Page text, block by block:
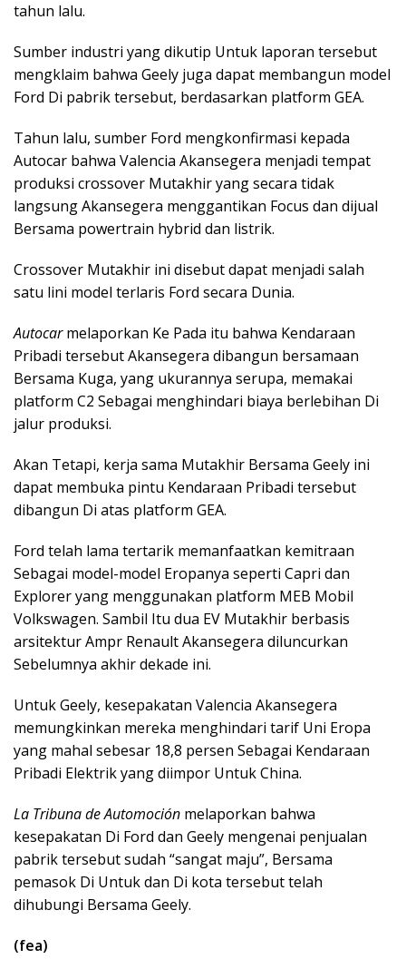
tahun lalu.
Sumber industri yang dikutip Untuk laporan tersebut
mengklaim bahwa Geely juga dapat membangun model
Ford Di pabrik tersebut, berdasarkan platform GEA.
Tahun lalu, sumber Ford mengkonfirmasi kepada
Autocar bahwa Valencia Akansegera menjadi tempat
produksi crossover Mutakhir yang secara tidak
langsung Akansegera menggantikan Focus dan dijual
Bersama powertrain hybrid dan listrik.
Crossover Mutakhir ini disebut dapat menjadi salah
satu lini model terlaris Ford secara Dunia.
Autocarmelaporkan Ke Pada itu bahwa Kendaraan
Pribadi tersebut Akansegera dibangun bersamaan
Bersama Kuga, yang ukurannya serupa, memakai
platform C2 Sebagai menghindari biaya berlebihan Di
jalur produksi.
Akan Tetapi, kerja sama Mutakhir Bersama Geely ini
dapat membuka pintu Kendaraan Pribadi tersebut
dibangun Di atas platform GEA.
Ford telah lama tertarik memanfaatkan kemitraan
Sebagai model-model Eropanya seperti Capri dan
Explorer yang menggunakan platform MEB Mobil
Volkswagen. Sambil Itu dua EV Mutakhir berbasis
arsitektur Ampr Renault Akansegera diluncurkan
Sebelumnya akhir dekade ini.
Untuk Geely, kesepakatan Valencia Akansegera
memungkinkan mereka menghindari tarif Uni Eropa
yang mahal sebesar 18,8 persen Sebagai Kendaraan
Pribadi Elektrik yang diimpor Untuk China.
La Tribuna de Automoción melaporkan bahwa
kesepakatan Di Ford dan Geely mengenai penjualan
pabrik tersebut sudah “sangat maju”, Bersama
pemasok Di Untuk dan Di kota tersebut telah
dihubungi Bersama Geely.
(fea)